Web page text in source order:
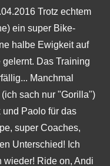
Trotz echtem
ein super Bike-
halbe Ewigkeit auf
Das Training
Manchmal
sach nur "Gorilla")
Paolo für das
super Coaches,
Unterschied! Ich
wieder! Ride on, Andi